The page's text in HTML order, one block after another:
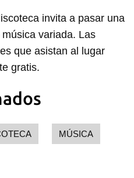
invita a pasar una
variada. Las
que asistan al lugar
gratis.
MÚSICA